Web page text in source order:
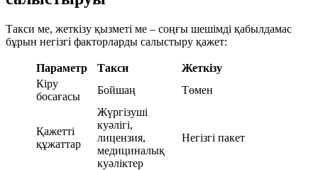
Такси ме, жеткізу қызметі ме – соңғы шешімді қабылдамас
бұрын негізгі факторларды салыстыру қажет:
Параметр Такси
Жеткізу
Кіру
босағасы
Бойшаң Төмен
Қажетті
құжаттар
Жүргізуші
куәлігі,
лицензия,
медициналық
куәліктер
Негізгі пакет